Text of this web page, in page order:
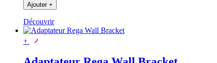
Ajouter +
Découvrir
+